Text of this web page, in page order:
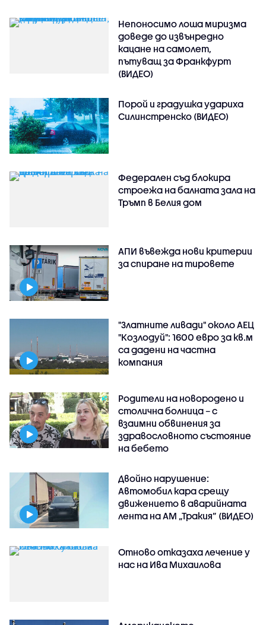
Непоносимо лоша миризма
доведе до извънредно
кацане на самолет,
пътуващ за Франкфурт
(ВИДЕО)
Порой и градушка удариха
Силинстренско (ВИДЕО)
Федерален съд блокира
строежа на балната зала на
Тръмп в Белия дом
АПИ въвежда нови критерии
за спиране на тировете
"Златните ливади" около АЕЦ
"Козлодуй": 1600 евро за кв.м
са дадени на частна
компания
Родители на новородено и
столична болница – с
взаимни обвинения за
здравословното състояние
на бебето
Двойно нарушение:
Автомобил кара срещу
движението в аварийната
лента на АМ „Тракия” (ВИДЕО)
Отново отказаха лечение у
нас на Ива Михаилова